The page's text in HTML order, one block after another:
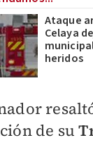
Ataque
Celaya
heridos
de su